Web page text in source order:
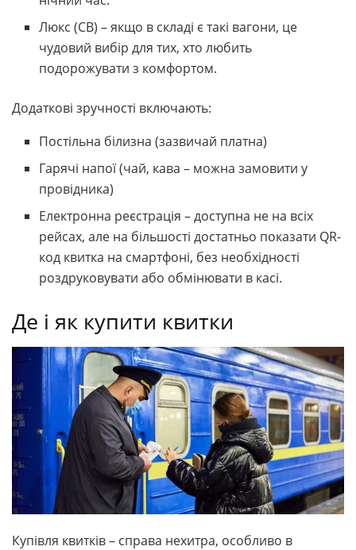
Люкс (СВ) – якщо в складі є такі вагони, це
чудовий вибір для тих, хто любить
подорожувати з комфортом.
Додаткові зручності включають:
Постільна білизна (зазвичай платна)
Гарячі напої (чай, кава – можна замовити у
провідника)
Електронна реєстрація – доступна не на всіх
рейсах, але на більшості достатньо показати QR-
код квитка на смартфоні, без необхідності
роздруковувати або обмінювати в касі.
Де і як купити квитки
Купівля квитків – справа нехитра, особливо в